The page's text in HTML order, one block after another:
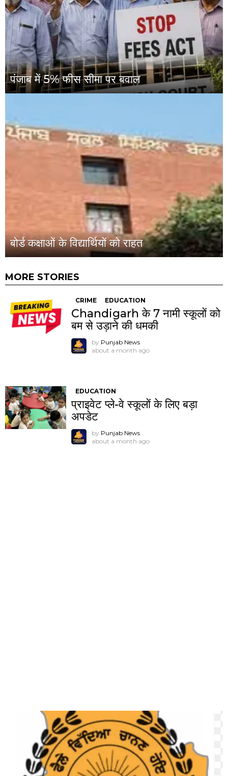
पंजाब में 5% फीस सीमा पर बवाल
बोर्ड कक्षाओं के विद्यार्थियों को राहत
MORE STORIES
CRIME EDUCATION
Chandigarh के 7 नामी स्कूलों को
बम से उड़ाने की धमकी
by Punjab News
about a month ago
EDUCATION
प्राइवेट प्ले-वे स्कूलों के लिए बड़ा
अपडेट
by Punjab News
about a month ago